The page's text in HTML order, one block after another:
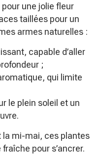
une jolie fleur
taillées pour un
armes naturelles :
capable d’aller
;
qui limite
le plein soleil et un
la mi-mai, ces plantes
pour s’ancrer.